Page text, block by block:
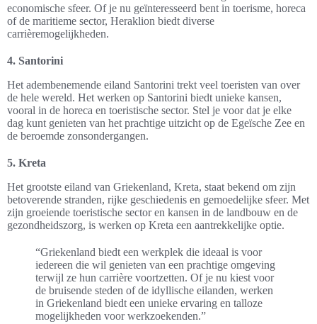
economische sfeer. Of je nu geïnteresseerd bent in toerisme, horeca
of de maritieme sector, Heraklion biedt diverse
carrièremogelijkheden.
4. Santorini
Het adembenemende eiland Santorini trekt veel toeristen van over
de hele wereld. Het werken op Santorini biedt unieke kansen,
vooral in de horeca en toeristische sector. Stel je voor dat je elke
dag kunt genieten van het prachtige uitzicht op de Egeïsche Zee en
de beroemde zonsondergangen.
5. Kreta
Het grootste eiland van Griekenland, Kreta, staat bekend om zijn
betoverende stranden, rijke geschiedenis en gemoedelijke sfeer. Met
zijn groeiende toeristische sector en kansen in de landbouw en de
gezondheidszorg, is werken op Kreta een aantrekkelijke optie.
“Griekenland biedt een werkplek die ideaal is voor
iedereen die wil genieten van een prachtige omgeving
terwijl ze hun carrière voortzetten. Of je nu kiest voor
de bruisende steden of de idyllische eilanden, werken
in Griekenland biedt een unieke ervaring en talloze
mogelijkheden voor werkzoekenden.”